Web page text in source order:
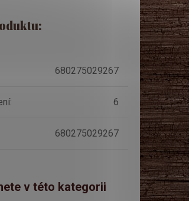
680275029267
: 6
680275029267
v této kategorii